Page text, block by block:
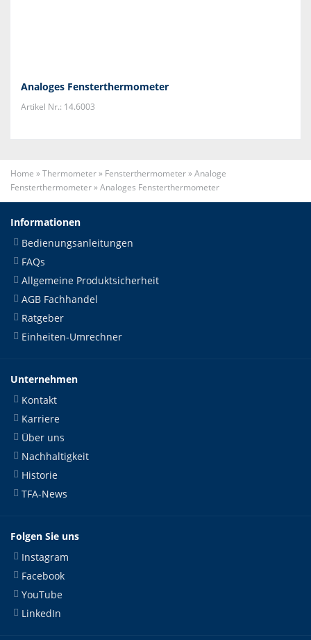
Analoges Fensterthermometer
Artikel Nr.: 14.6003
Home »Thermometer» Fensterthermometer»Analoge
Fensterthermometer»Analoges Fensterthermometer
Informationen
Bedienungsanleitungen
FAQs
Allgemeine Produktsicherheit
AGB Fachhandel
Ratgeber
Einheiten-Umrechner
Unternehmen
Kontakt
Karriere
Über uns
Nachhaltigkeit
Historie
TFA-News
Folgen Sie uns
Instagram
Facebook
YouTube
LinkedIn